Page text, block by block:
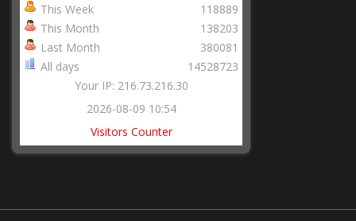
This Week
This Month
Last Month
All days
118889
138203
380081
14528723
Your IP: 216.73.216.30
2026-08-09 10:54
Visitors Counter